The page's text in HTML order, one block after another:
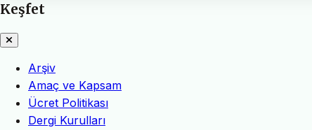
Keşfet
Arşiv
Amaç ve Kapsam
Ücret Politikası
Dergi Kurulları